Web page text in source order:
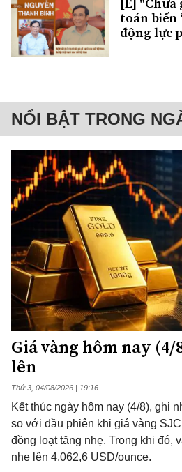
toán biến
động lực
NỔI BẬT TRONG
Giá vàng hôm nay
lên
Thứ 3, 04/08/2026 | 19:16
Kết thúc ngày hôm nay (4/8), ghi
so với đầu phiên khi giá vàng
đồng loạt tăng nhẹ. Trong khi đó,
nhẹ lên 4.062,6 USD/ounce.